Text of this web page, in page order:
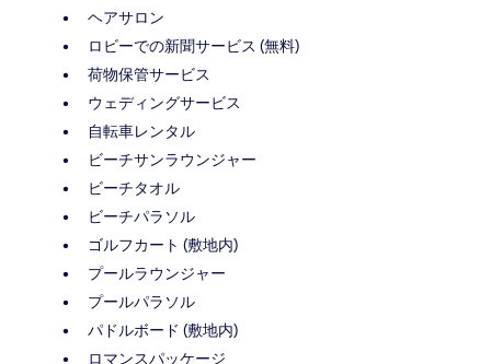
ヘアサロン
ロビーでの新聞サービス (無料)
荷物保管サービス
ウェディングサービス
自転車レンタル
ビーチサンラウンジャー
ビーチタオル
ビーチパラソル
ゴルフカート (敷地内)
プールラウンジャー
プールパラソル
パドルボード (敷地内)
ロマンスパッケージ